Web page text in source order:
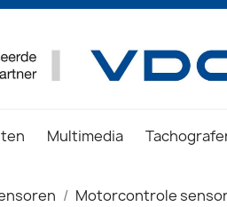
Multimedia
Motorcontrole